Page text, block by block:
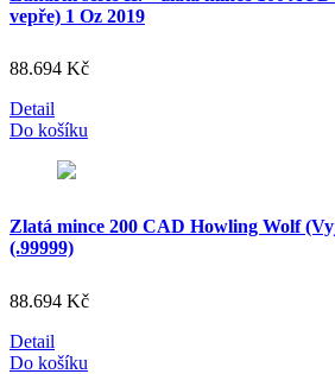
vepře) 1 Oz 2019
88.694 Kč
Detail
Do košíku
Zlatá mince 200 CAD Howling Wolf
(.99999)
88.694 Kč
Detail
Do košíku